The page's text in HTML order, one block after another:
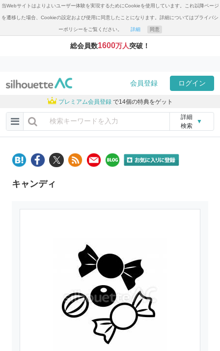
当Webサイトはよりよいユーザー体験を実現するためにCookieを使用しています。これ以降ページ
を遷移した場合、Cookieの設定および使用に同意したことになります。詳細についてはプライバシ
ーポリシーをご覧ください。 詳細 同意
総会員数1600万人突破！
会員登録 ログイン
プレミアム会員登録 で14個の特典をゲット
詳細
検索
▼
キャンディ